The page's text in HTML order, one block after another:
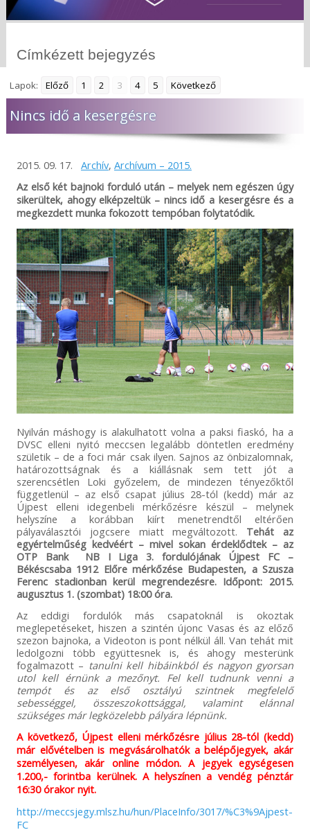
Címkézett bejegyzés
Lapok: Előző 1 2 3 4 5 Következő
Nincs idő a kesergésre
2015. 09. 17. Archív, Archívum – 2015.
Az első két bajnoki forduló után – melyek nem egészen úgy
sikerültek, ahogy elképzeltük – nincs idő a kesergésre és a
megkezdett munka fokozott tempóban folytatódik.
Nyilván máshogy is alakulhatott volna a paksi fiaskó, ha a
DVSC elleni nyitó meccsen legalább döntetlen eredmény
születik – de a foci már csak ilyen. Sajnos az önbizalomnak,
határozottságnak és a kiállásnak sem tett jót a
szerencsétlen Loki győzelem, de mindezen tényezőktől
függetlenül – az első csapat július 28-tól (kedd) már az
Újpest elleni idegenbeli mérkőzésre készül – melynek
helyszíne a korábban kiírt menetrendtől eltérően
pályaválasztói jogcsere miatt megváltozott. Tehát az
egyértelműség kedvéért – mivel sokan érdeklődtek – az
OTP Bank NB I Liga 3. fordulójának Újpest FC –
Békéscsaba 1912 Előre mérkőzése Budapesten, a Szusza
Ferenc stadionban kerül megrendezésre. Időpont: 2015.
augusztus 1. (szombat) 18:00 óra.
Az eddigi fordulók más csapatoknál is okoztak
meglepetéseket, hiszen a szintén újonc Vasas és az előző
szezon bajnoka, a Videoton is pont nélkül áll. Van tehát mit
ledolgozni több együttesnek is, és ahogy mesterünk
fogalmazott – tanulni kell hibáinkból és nagyon gyorsan
utol kell érnünk a mezőnyt. Fel kell tudnunk venni a
tempót és az első osztályú szintnek megfelelő
sebességgel, összeszokottsággal, valamint elánnal
szükséges már legközelebb pályára lépnünk.
A következő, Újpest elleni mérkőzésre július 28-tól (kedd)
már elővételben is megvásárolhatók a belépőjegyek, akár
személyesen, akár online módon. A jegyek egységesen
1.200,- forintba kerülnek. A helyszínen a vendég pénztár
16:30 órakor nyit.
http://meccsjegy.mlsz.hu/hun/PlaceInfo/3017/%C3%9Ajpest-
FC